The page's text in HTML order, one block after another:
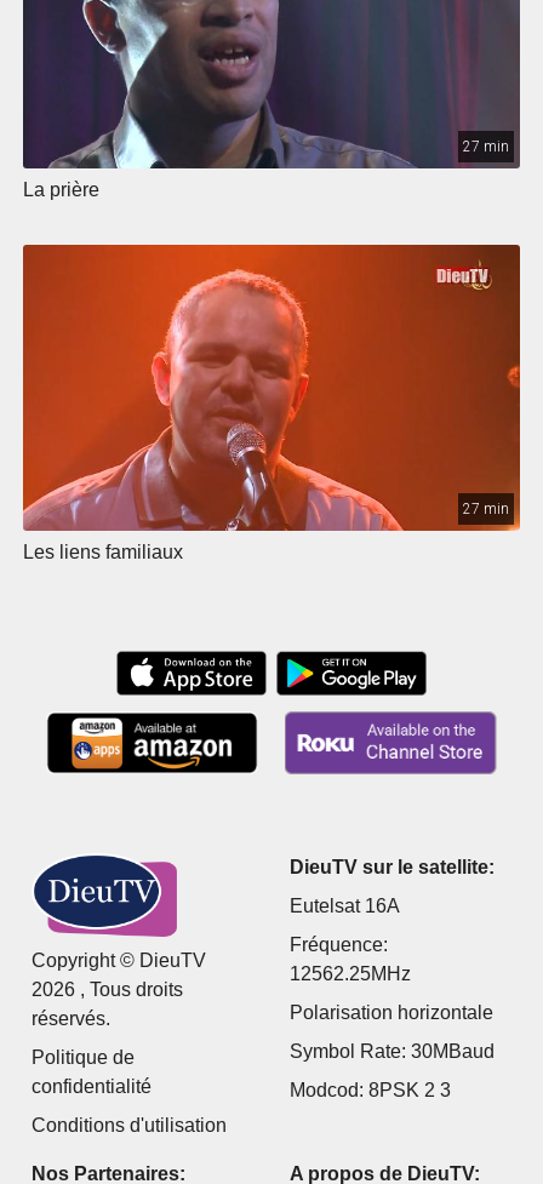
27 min
La prière
27 min
Les liens familiaux
Copyright © DieuTV
2026 , Tous droits
réservés.
Politique de
confidentialité
Conditions d'utilisation
DieuTV sur le satellite:
Eutelsat 16A
Fréquence:
12562.25MHz
Polarisation horizontale
Symbol Rate: 30MBaud
Modcod: 8PSK 2 3
Nos Partenaires: A propos de DieuTV: